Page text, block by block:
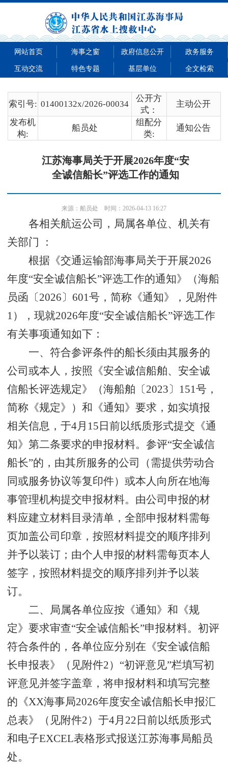
网站首页 海事之窗 政府信息公开 政务服务
互动交流 特色专题 基层单位 全文检索
索引号: 01400132x/2026-00034
公开方
式：
主动公开
发布机
构:
船员处
组配分
类:
通知公告
江苏海事局关于开展2026年度“安
全诚信船长”评选工作的通知
来源： 船员处 时间：2026-04-13 16:27
各相关航运公司，局属各单位、机关有
关部门
：
根据《交通运输部海事局关于开展2026
年度“安全诚信船长”评选工作的通知》（海船
员函〔 2026 〕 601号，简称《通知》，见附件
1），现就2026年度“安全诚信船长”评选工作
有关事项通知如下：
一、符合参评条件的船长须由其服务的
公司或本人，按照《安全诚信船舶、安全诚
信船长评选规定》 （海船舶〔 2023 〕 151号，
简称 《规定》 ）和 《通知》要求 ，如实填报
相关信息 ，于4月 15 日前以纸质形式提交《通
知》第二条要求的申报材料。参评“安全诚信
船长”的，由其所服务的公司（需提供劳动合
同或服务协议等复印件）或本人向所在地海
事管理机构提交申报材料。 由公司申报的材
料应建立材料目录清单，全部申报材料需每
页加盖公司印章，按照材料提交的顺序排列
并予以装订；由个人申报的材料需每页本人
签字，按照材料提交的顺序排列并予以装
订。
二、局属各单位应按《通知》和《规
定》要求审查“安全诚信船长”申报材料。初评
符合条件的，各单位应分别在 《安全诚信船
长申报表》（见附件2）“初评意见”栏填写初
评意见并签字盖章，将申报材料和填写完整
的 《XX海事局2026年度安全诚信船长申报汇
总表》（见附件2）于4月 22 日前以纸质形式
和电子EXCEL表格形式报送江苏海事局船员
处。